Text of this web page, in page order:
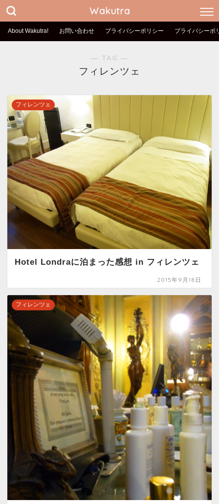
Wakutra
About Wakutra! お問い合わせ プライバシーポリシー プライバシーポ
― TAG ―
フィレンツェ
フィレンツェ
Hotel Londraに泊まった感想 in フィレンツェ
2015年9月18日
フィレンツェ